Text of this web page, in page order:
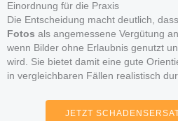
Einordnung für die Praxis
Die Entscheidung macht deutlich, dass
Fotos als angemessene Vergütung
wenn Bilder ohne Erlaubnis genutzt
wird. Sie bietet damit eine gute
in vergleichbaren Fällen realistisch
JETZT